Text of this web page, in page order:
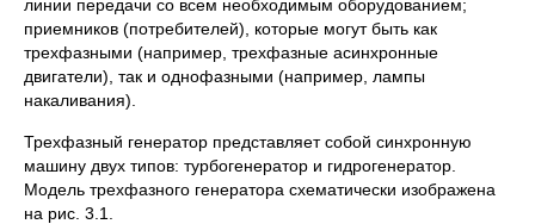
линии передачи со всем необходимым оборудованием;
приемников (потребителей), которые могут быть как
трехфазными (например, трехфазные асинхронные
двигатели), так и однофазными (например, лампы
накаливания).
Трехфазный генератор представляет собой синхронную
машину двух типов: турбогенератор и гидрогенератор.
Модель трехфазного генератора схематически изображена
на рис. 3.1.